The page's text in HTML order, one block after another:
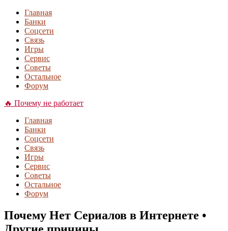
Главная
Банки
Соцсети
Связь
Игры
Сервис
Советы
Остальное
Форум
🔥 Почему не работает
Главная
Банки
Соцсети
Связь
Игры
Сервис
Советы
Остальное
Форум
Почему Нет Сериалов в Интернете •